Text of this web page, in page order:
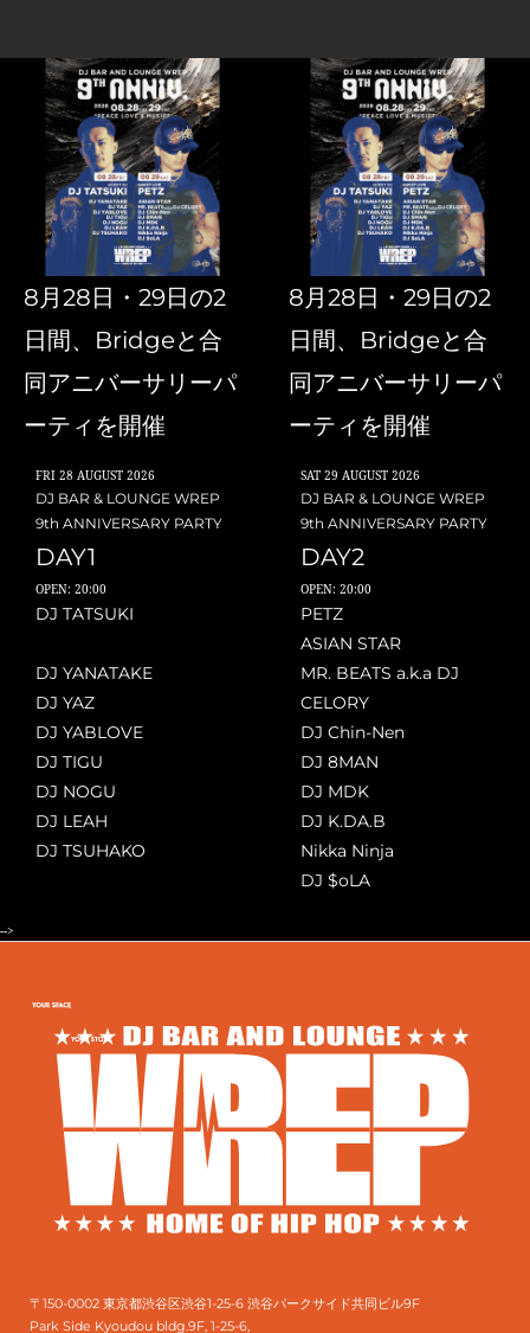
8月28日・29日の2
日間、Bridgeと合
同アニバーサリーパ
ーティを開催
FRI 28 AUGUST 2026
DJ BAR & LOUNGE WREP
9th ANNIVERSARY PARTY
DAY1
OPEN: 20:00
DJ TATSUKI
DJ YANATAKE
DJ YAZ
DJ YABLOVE
DJ TIGU
DJ NOGU
DJ LEAH
DJ TSUHAKO
8月28日・29日の2
日間、Bridgeと合
同アニバーサリーパ
ーティを開催
SAT 29 AUGUST 2026
DJ BAR & LOUNGE WREP
9th ANNIVERSARY PARTY
DAY2
OPEN: 20:00
PETZ
ASIAN STAR
MR. BEATS a.k.a DJ
CELORY
DJ Chin-Nen
DJ 8MAN
DJ MDK
DJ K.DA.B
Nikka Ninja
DJ $oLA
-->
〒150-0002 東京都渋谷区渋谷1-25-6 渋谷パークサイド共同ビル9F
Park Side Kyoudou bldg.9F, 1-25-6,